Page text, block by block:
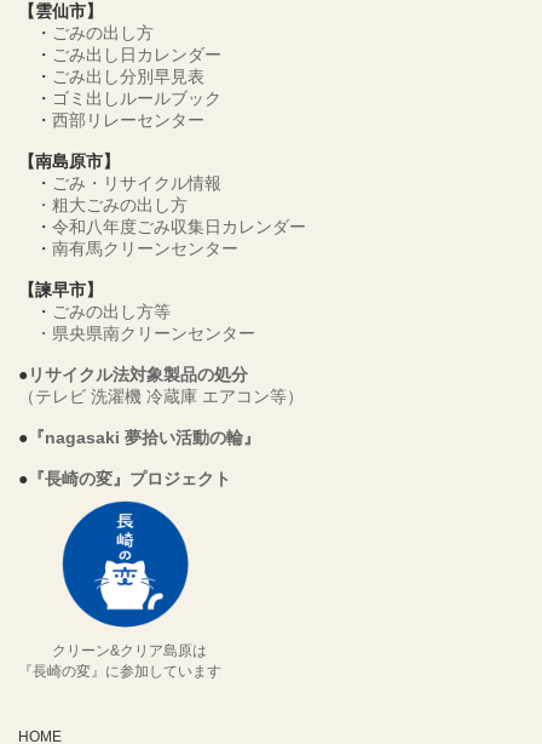
【雲仙市】
・ ごみの出し方
・ ごみ出し日カレンダー
・ ごみ出し分別早見表
・ ゴミ出しルールブック
・ 西部リレーセンター
【南島原市】
・ ごみ・リサイクル情報
・ 粗大ごみの出し方
・ 令和八年度ごみ収集日カレンダー
・ 南有馬クリーンセンター
【諫早市】
・ ごみの出し方等
・ 県央県南クリーンセンター
●リサイクル法対象製品の処分
（テレビ 洗濯機 冷蔵庫 エアコン等）
● 『nagasaki 夢拾い活動の輪』
● 『長崎の変』プロジェクト
クリーン&クリア島原は
『長崎の変』に参加しています
HOME